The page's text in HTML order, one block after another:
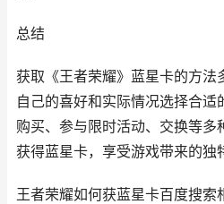
总结
获取《王者荣耀》蓝星卡的方法
自己的喜好和实际情况选择合适
购买、参与限时活动、交换等多
获得蓝星卡，享受游戏带来的独
王者荣耀如何获蓝星卡百度搜索